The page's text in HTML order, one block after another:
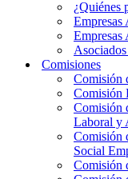
¿Quiénes
Empresas
Empresas
Comisiones
Comisión
Comisión
Comisión
Laboral y
Comisión
Social
Comisión